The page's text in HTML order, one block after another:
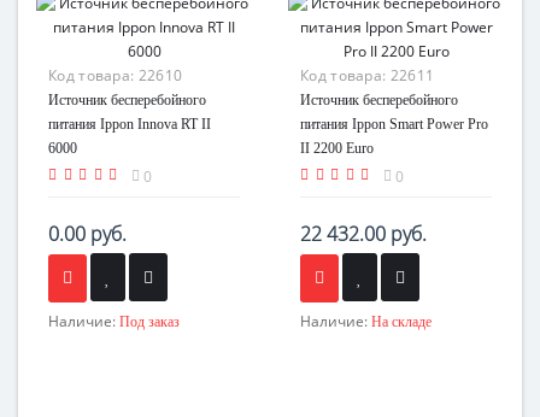
Код товара: 22610
Источник бесперебойного
питания Ippon Innova RT II
6000
0
0.00 руб.
Наличие: Под заказ
Код товара: 22611
Источник бесперебойного
питания Ippon Smart Power Pro
II 2200 Euro
0
22 432.00 руб.
Наличие: На складе